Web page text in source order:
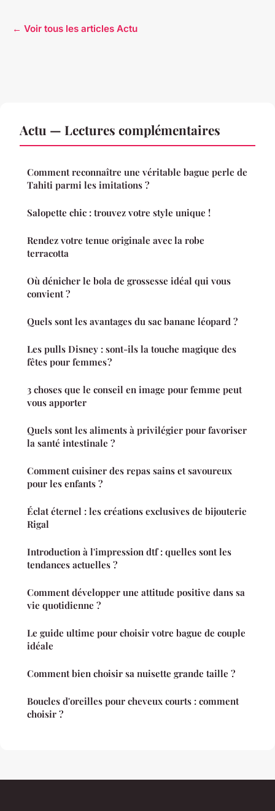
← Voir tous les articles Actu
Actu — Lectures complémentaires
Comment reconnaître une véritable bague perle de
Tahiti parmi les imitations ?
Salopette chic : trouvez votre style unique !
Rendez votre tenue originale avec la robe
terracotta
Où dénicher le bola de grossesse idéal qui vous
convient ?
Quels sont les avantages du sac banane léopard ?
Les pulls Disney : sont-ils la touche magique des
fêtes pour femmes ?
3 choses que le conseil en image pour femme peut
vous apporter
Quels sont les aliments à privilégier pour favoriser
la santé intestinale ?
Comment cuisiner des repas sains et savoureux
pour les enfants ?
Éclat éternel : les créations exclusives de bijouterie
Rigal
Introduction à l'impression dtf : quelles sont les
tendances actuelles ?
Comment développer une attitude positive dans sa
vie quotidienne ?
Le guide ultime pour choisir votre bague de couple
idéale
Comment bien choisir sa nuisette grande taille ?
Boucles d'oreilles pour cheveux courts : comment
choisir ?